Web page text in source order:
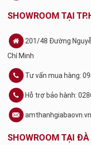
SHOWROOM TẠI
201/48 Đường
Chí Minh
Tư vấn mua hàng:
Hỗ trợ bảo hành:
SHOWROOM TẠI